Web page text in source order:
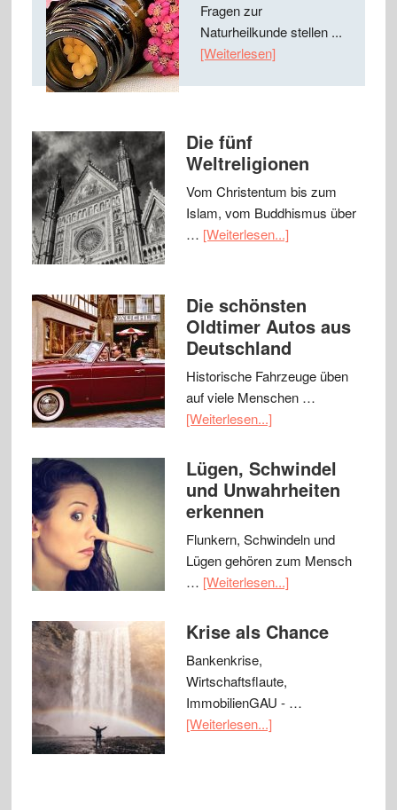
Fragen zur
Naturheilkunde stellen ...
[Weiterlesen]
Die fünf
Weltreligionen
Vom Christentum bis zum
Islam, vom Buddhismus über
… [Weiterlesen...]
Die schönsten
Oldtimer Autos aus
Deutschland
Historische Fahrzeuge üben
auf viele Menschen …
[Weiterlesen...]
Lügen, Schwindel
und Unwahrheiten
erkennen
Flunkern, Schwindeln und
Lügen gehören zum Mensch
… [Weiterlesen...]
Krise als Chance
Bankenkrise,
Wirtschaftsflaute,
ImmobilienGAU - …
[Weiterlesen...]